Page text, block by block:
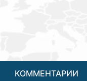
КОММЕНТАРИИ